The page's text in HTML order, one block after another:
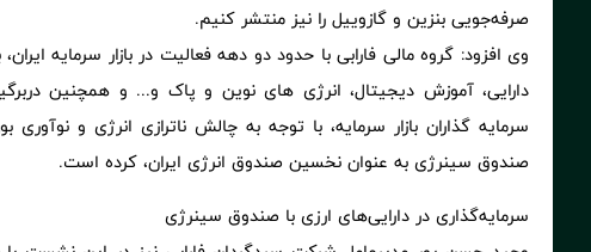
صرفه‌جویی بنزین و گازوییل را نیز منتشر کنیم.
سرمایه گذاران بازار سرمایه، با توجه به چالش ناترازی انرژی و
صندوق سینرژی به عنوان نخسین صندوق انرژی ایران، کرده است.
سرمایه‌گذاری در دارایی‌های ارزی با صندوق سینرژی